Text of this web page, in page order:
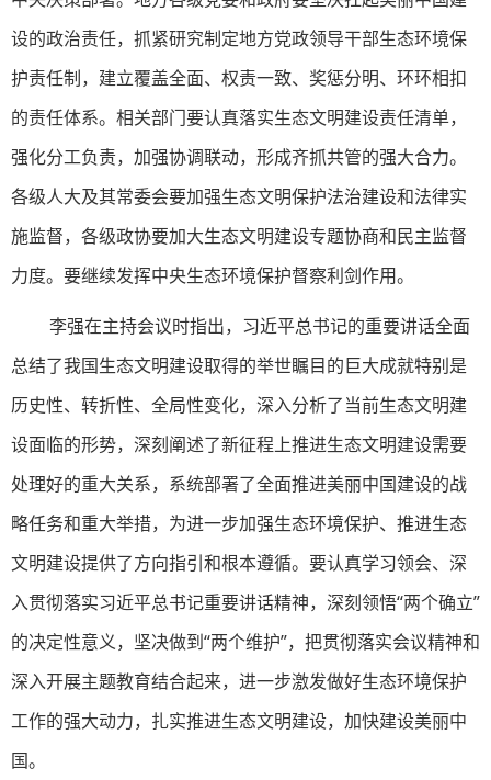
设的政治责任，抓紧研究制定地方党政领导干部生态环境保
护责任制，建立覆盖全面、权责一致、奖惩分明、环环相扣
的责任体系。相关部门要认真落实生态文明建设责任清单，
强化分工负责，加强协调联动，形成齐抓共管的强大合力。
各级人大及其常委会要加强生态文明保护法治建设和法律实
施监督，各级政协要加大生态文明建设专题协商和民主监督
力度。要继续发挥中央生态环境保护督察利剑作用。
李强在主持会议时指出，习近平总书记的重要讲话全面
总结了我国生态文明建设取得的举世瞩目的巨大成就特别是
历史性、转折性、全局性变化，深入分析了当前生态文明建
设面临的形势，深刻阐述了新征程上推进生态文明建设需要
处理好的重大关系，系统部署了全面推进美丽中国建设的战
略任务和重大举措，为进一步加强生态环境保护、推进生态
文明建设提供了方向指引和根本遵循。要认真学习领会、深
入贯彻落实习近平总书记重要讲话精神，深刻领悟“两个确立”
的决定性意义，坚决做到“两个维护”，把贯彻落实会议精神和
深入开展主题教育结合起来，进一步激发做好生态环境保护
工作的强大动力，扎实推进生态文明建设，加快建设美丽中
国。